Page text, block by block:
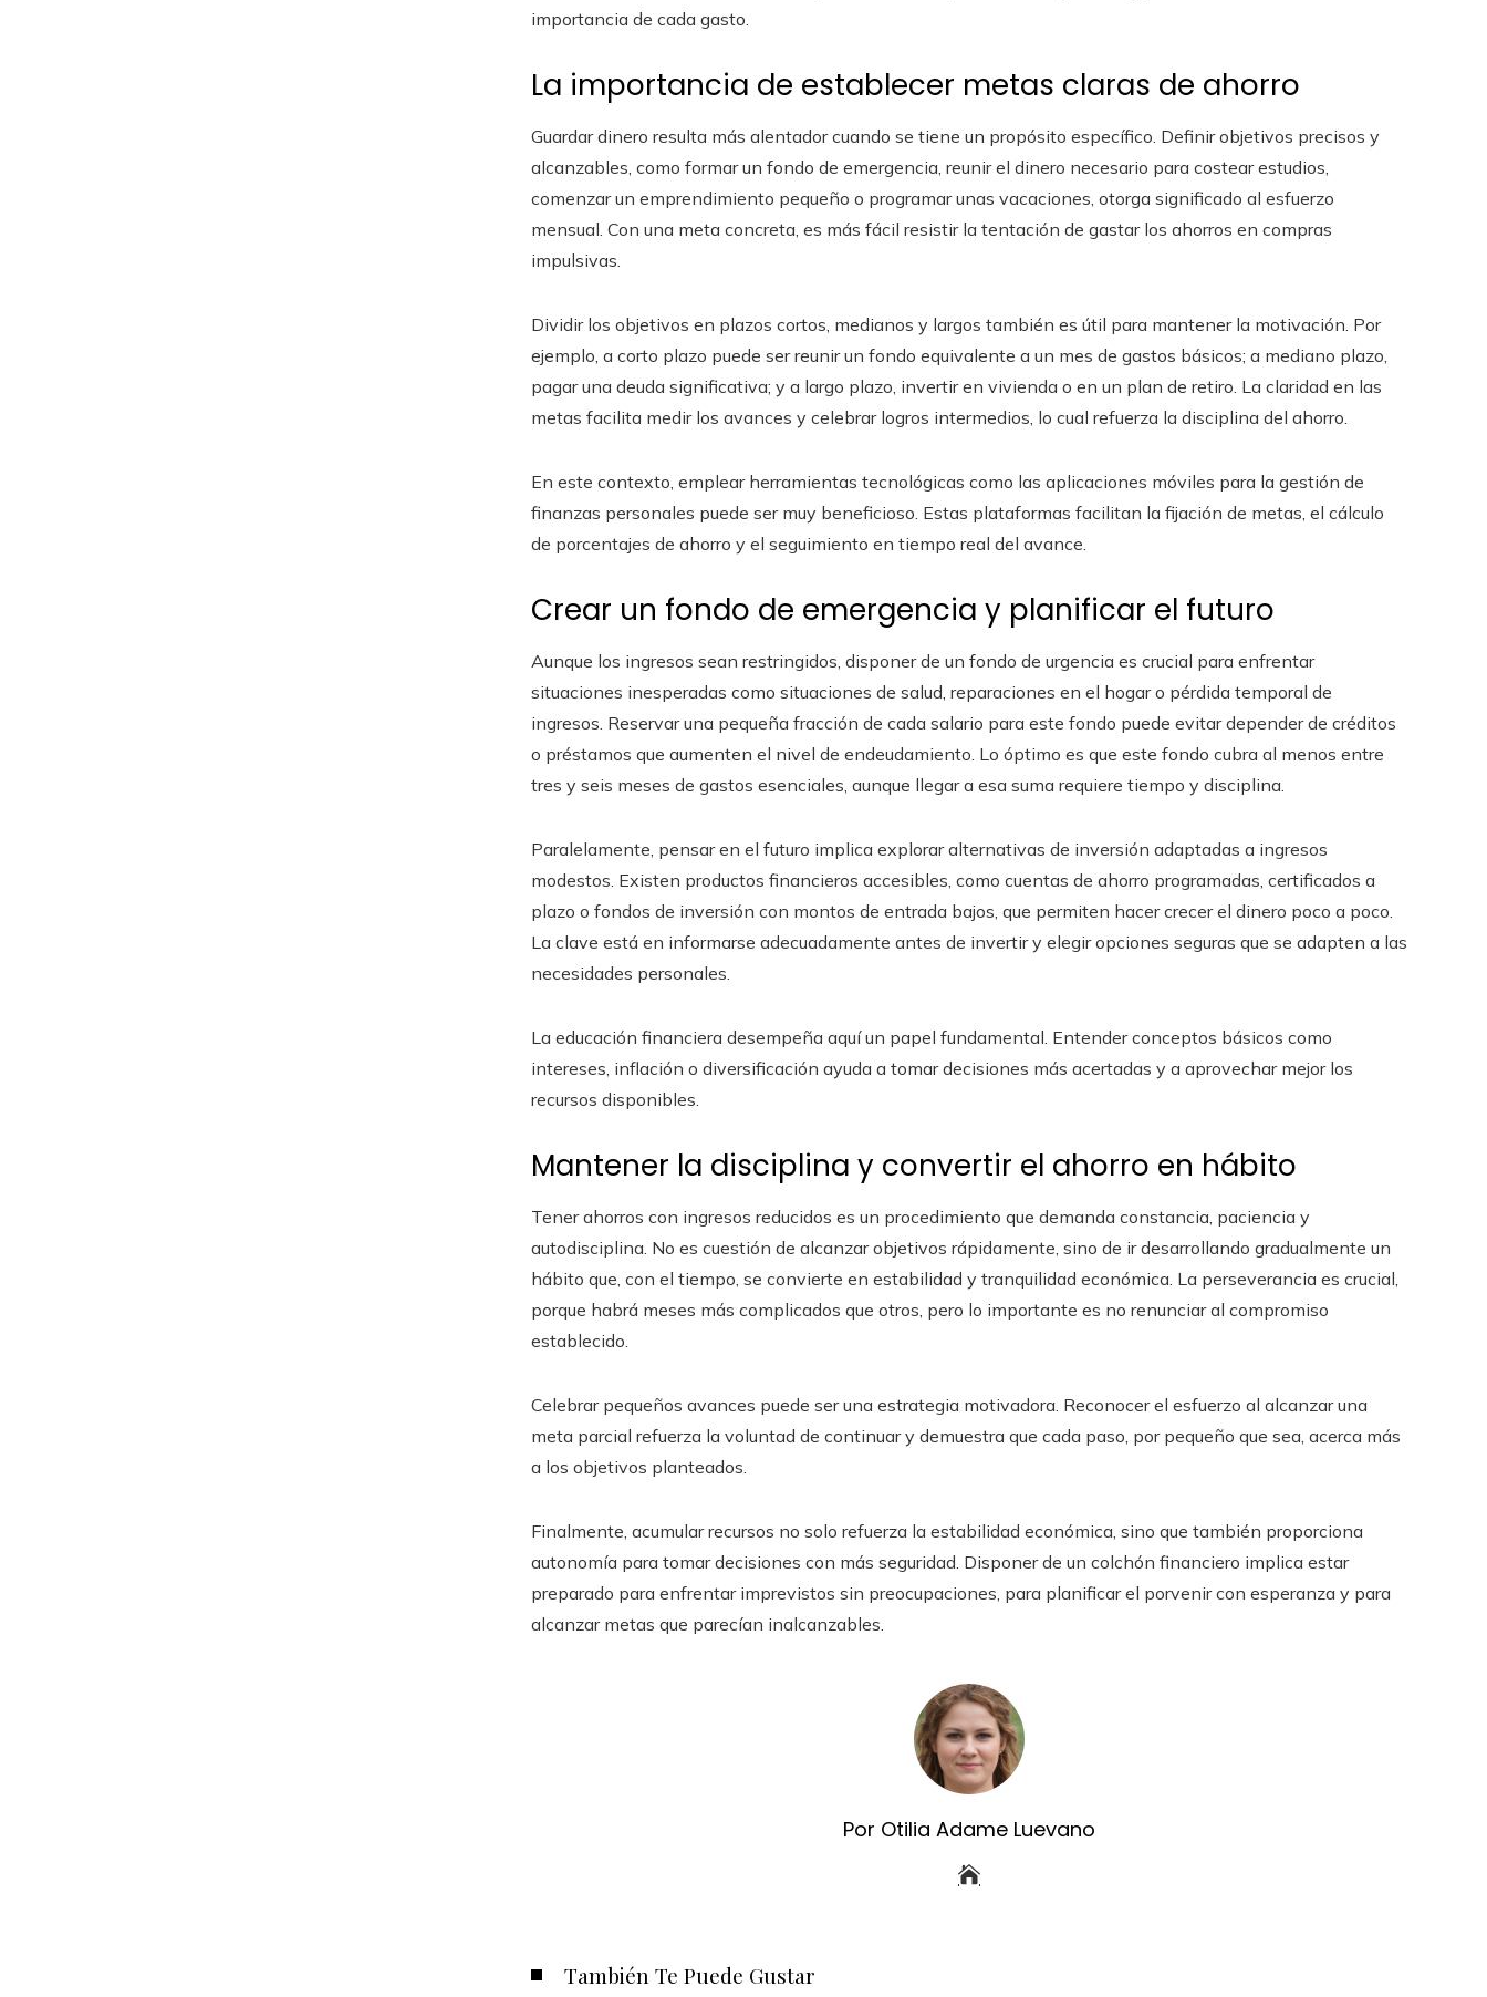
importancia de cada gasto.
La importancia de establecer metas claras de ahorro
Guardar dinero resulta más alentador cuando se tiene un propósito específico. Definir objetivos precisos y
alcanzables, como formar un fondo de emergencia, reunir el dinero necesario para costear estudios,
comenzar un emprendimiento pequeño o programar unas vacaciones, otorga significado al esfuerzo
mensual. Con una meta concreta, es más fácil resistir la tentación de gastar los ahorros en compras
impulsivas.
Dividir los objetivos en plazos cortos, medianos y largos también es útil para mantener la motivación. Por
ejemplo, a corto plazo puede ser reunir un fondo equivalente a un mes de gastos básicos; a mediano plazo,
pagar una deuda significativa; y a largo plazo, invertir en vivienda o en un plan de retiro. La claridad en las
metas facilita medir los avances y celebrar logros intermedios, lo cual refuerza la disciplina del ahorro.
En este contexto, emplear herramientas tecnológicas como las aplicaciones móviles para la gestión de
finanzas personales puede ser muy beneficioso. Estas plataformas facilitan la fijación de metas, el cálculo
de porcentajes de ahorro y el seguimiento en tiempo real del avance.
Crear un fondo de emergencia y planificar el futuro
Aunque los ingresos sean restringidos, disponer de un fondo de urgencia es crucial para enfrentar
situaciones inesperadas como situaciones de salud, reparaciones en el hogar o pérdida temporal de
ingresos. Reservar una pequeña fracción de cada salario para este fondo puede evitar depender de créditos
o préstamos que aumenten el nivel de endeudamiento. Lo óptimo es que este fondo cubra al menos entre
tres y seis meses de gastos esenciales, aunque llegar a esa suma requiere tiempo y disciplina.
Paralelamente, pensar en el futuro implica explorar alternativas de inversión adaptadas a ingresos
modestos. Existen productos financieros accesibles, como cuentas de ahorro programadas, certificados a
plazo o fondos de inversión con montos de entrada bajos, que permiten hacer crecer el dinero poco a poco.
La clave está en informarse adecuadamente antes de invertir y elegir opciones seguras que se adapten a las
necesidades personales.
La educación financiera desempeña aquí un papel fundamental. Entender conceptos básicos como
intereses, inflación o diversificación ayuda a tomar decisiones más acertadas y a aprovechar mejor los
recursos disponibles.
Mantener la disciplina y convertir el ahorro en hábito
Tener ahorros con ingresos reducidos es un procedimiento que demanda constancia, paciencia y
autodisciplina. No es cuestión de alcanzar objetivos rápidamente, sino de ir desarrollando gradualmente un
hábito que, con el tiempo, se convierte en estabilidad y tranquilidad económica. La perseverancia es crucial,
porque habrá meses más complicados que otros, pero lo importante es no renunciar al compromiso
establecido.
Celebrar pequeños avances puede ser una estrategia motivadora. Reconocer el esfuerzo al alcanzar una
meta parcial refuerza la voluntad de continuar y demuestra que cada paso, por pequeño que sea, acerca más
a los objetivos planteados.
Finalmente, acumular recursos no solo refuerza la estabilidad económica, sino que también proporciona
autonomía para tomar decisiones con más seguridad. Disponer de un colchón financiero implica estar
preparado para enfrentar imprevistos sin preocupaciones, para planificar el porvenir con esperanza y para
alcanzar metas que parecían inalcanzables.
Por Otilia Adame Luevano
También Te Puede Gustar